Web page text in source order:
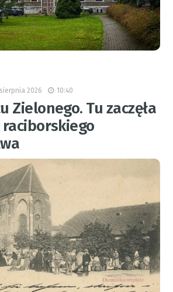
2026 10:40
Zielonego. Tu zaczęła